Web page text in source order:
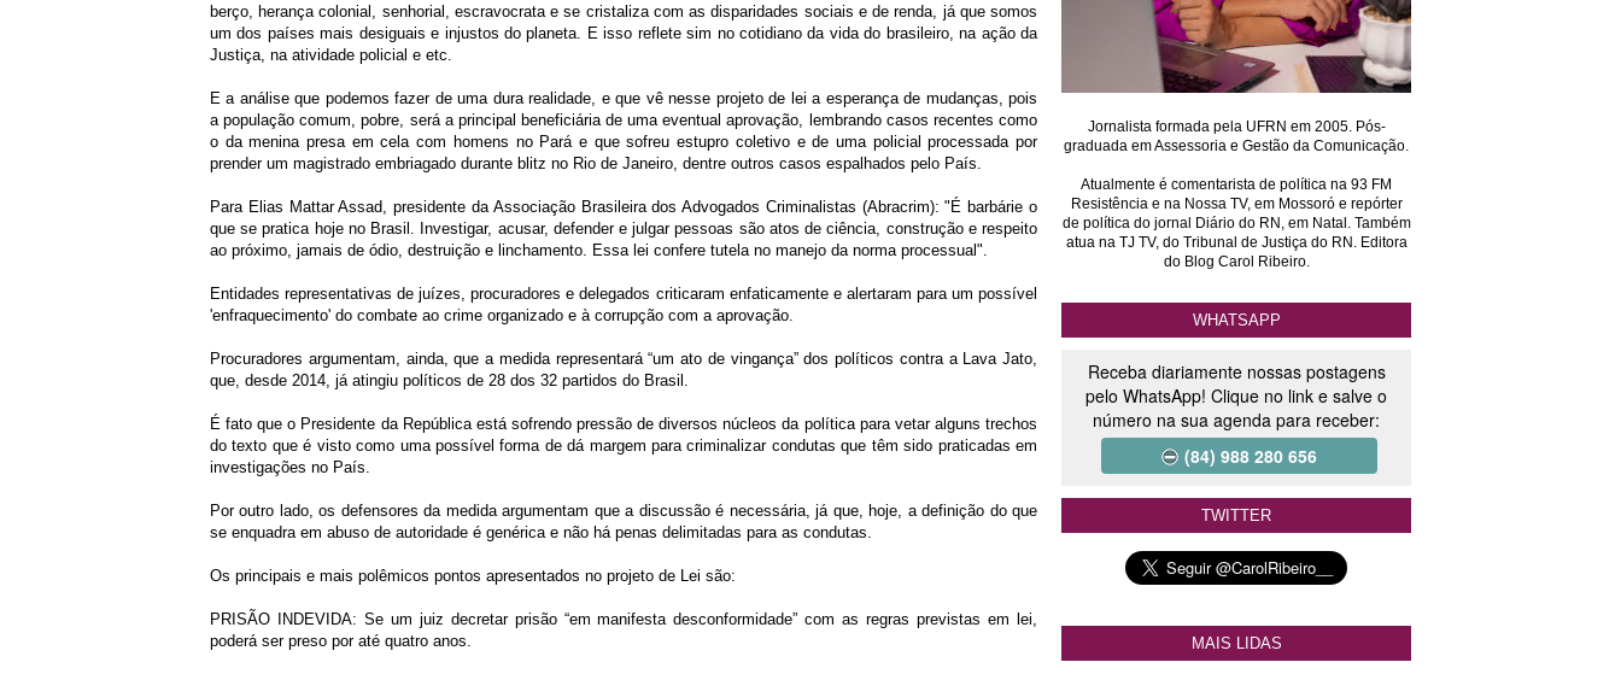
berço, herança colonial, senhorial, escravocrata e se cristaliza com as disparidades sociais e de renda, já que somos
um dos países mais desiguais e injustos do planeta. E isso reflete sim no cotidiano da vida do brasileiro, na ação da
Justiça, na atividade policial e etc.
E a análise que podemos fazer de uma dura realidade, e que vê nesse projeto de lei a esperança de mudanças, pois
a população comum, pobre, será a principal beneficiária de uma eventual aprovação, lembrando casos recentes como
o da menina presa em cela com homens no Pará e que sofreu estupro coletivo e de uma policial processada por
prender um magistrado embriagado durante blitz no Rio de Janeiro, dentre outros casos espalhados pelo País.
Para Elias Mattar Assad, presidente da Associação Brasileira dos Advogados Criminalistas (Abracrim): "É barbárie o
que se pratica hoje no Brasil. Investigar, acusar, defender e julgar pessoas são atos de ciência, construção e respeito
ao próximo, jamais de ódio, destruição e linchamento. Essa lei confere tutela no manejo da norma processual".
Entidades representativas de juízes, procuradores e delegados criticaram enfaticamente e alertaram para um possível
'enfraquecimento' do combate ao crime organizado e à corrupção com a aprovação.
Procuradores argumentam, ainda, que a medida representará “um ato de vingança” dos políticos contra a Lava Jato,
que, desde 2014, já atingiu políticos de 28 dos 32 partidos do Brasil.
É fato que o Presidente da República está sofrendo pressão de diversos núcleos da política para vetar alguns trechos
do texto que é visto como uma possível forma de dá margem para criminalizar condutas que têm sido praticadas em
investigações no País.
Por outro lado, os defensores da medida argumentam que a discussão é necessária, já que, hoje, a definição do que
se enquadra em abuso de autoridade é genérica e não há penas delimitadas para as condutas.
Os principais e mais polêmicos pontos apresentados no projeto de Lei são:
PRISÃO INDEVIDA: Se um juiz decretar prisão “em manifesta desconformidade” com as regras previstas em lei,
poderá ser preso por até quatro anos.
Jornalista formada pela UFRN em 2005. Pós-
graduada em Assessoria e Gestão da Comunicação.
Atualmente é comentarista de política na 93 FM
Resistência e na Nossa TV, em Mossoró e repórter
de política do jornal Diário do RN, em Natal. Também
atua na TJ TV, do Tribunal de Justiça do RN. Editora
do Blog Carol Ribeiro.
WHATSAPP
Receba diariamente nossas postagens
pelo WhatsApp! Clique no link e salve o
número na sua agenda para receber:
(84) 988 280 656
TWITTER
MAIS LIDAS